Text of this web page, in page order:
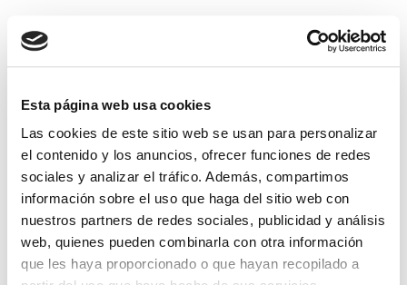
Esta página web usa cookies
Las cookies de este sitio web se usan para personalizar
el contenido y los anuncios, ofrecer funciones de redes
sociales y analizar el tráfico. Además, compartimos
información sobre el uso que haga del sitio web con
nuestros partners de redes sociales, publicidad y análisis
web, quienes pueden combinarla con otra información
que les haya proporcionado o que hayan recopilado a
Proyecto Web
Description
Colegio Profesional de Trabajo Social de Málaga
https://www.tsformacion.org/